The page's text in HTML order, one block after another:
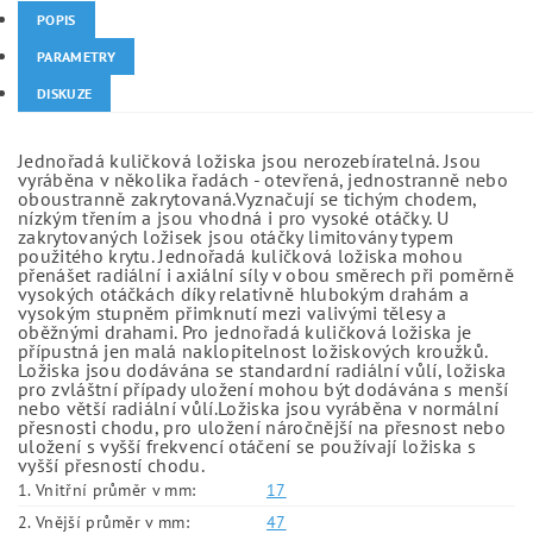
POPIS
PARAMETRY
DISKUZE
Jednořadá kuličková ložiska jsou nerozebíratelná. Jsou
vyráběna v několika řadách - otevřená, jednostranně nebo
oboustranně zakrytovaná.Vyznačují se tichým chodem,
nízkým třením a jsou vhodná i pro vysoké otáčky. U
zakrytovaných ložisek jsou otáčky limitovány typem
použitého krytu. Jednořadá kuličková ložiska mohou
přenášet radiální i axiální síly v obou směrech při poměrně
vysokých otáčkách díky relativně hlubokým drahám a
vysokým stupněm přimknutí mezi valivými tělesy a
oběžnými drahami. Pro jednořadá kuličková ložiska je
přípustná jen malá naklopitelnost ložiskových kroužků.
Ložiska jsou dodávána se standardní radiální vůlí, ložiska
pro zvláštní případy uložení mohou být dodávána s menší
nebo větší radiální vůlí.Ložiska jsou vyráběna v normální
přesnosti chodu, pro uložení náročnější na přesnost nebo
uložení s vyšší frekvencí otáčení se používají ložiska s
vyšší přesností chodu.
1. Vnitřní průměr v mm:
17
2. Vnější průměr v mm:
47